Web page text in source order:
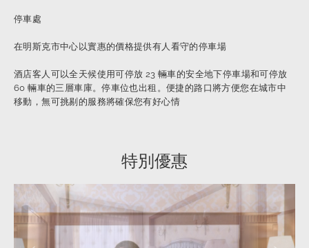
停車處
在明斯克市中心以實惠的價格提供有人看守的停車場
酒店客人可以全天候使用可停放 23 輛車的安全地下停車場和可停放
60 輛車的三層車庫。停車位也出租。便捷的路口將方便您在城市中
移動，無可挑剔的服務將確保您有好心情
特別優惠